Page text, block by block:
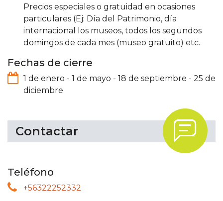
Precios especiales o gratuidad en ocasiones
particulares (Ej: Día del Patrimonio, día
internacional los museos, todos los segundos
domingos de cada mes (museo gratuito) etc.
Fechas de cierre
1 de enero - 1 de mayo - 18 de septiembre - 25 de
diciembre
Contactar .
Teléfono
+56322252332